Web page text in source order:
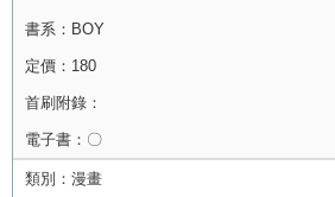
書系： BOY
定價： 180
首刷附錄：
電子書： 〇
類別： 漫畫